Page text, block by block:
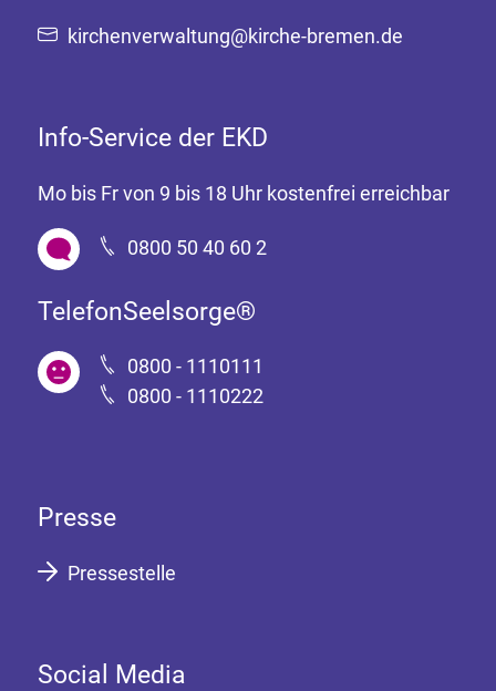
kirchenverwaltung@kirche-bremen.de
Info-Service der EKD
Mo bis Fr von 9 bis 18 Uhr kostenfrei erreichbar
0800 50 40 60 2
TelefonSeelsorge®
0800 - 1110111
0800 - 1110222
Presse
Pressestelle
Social Media